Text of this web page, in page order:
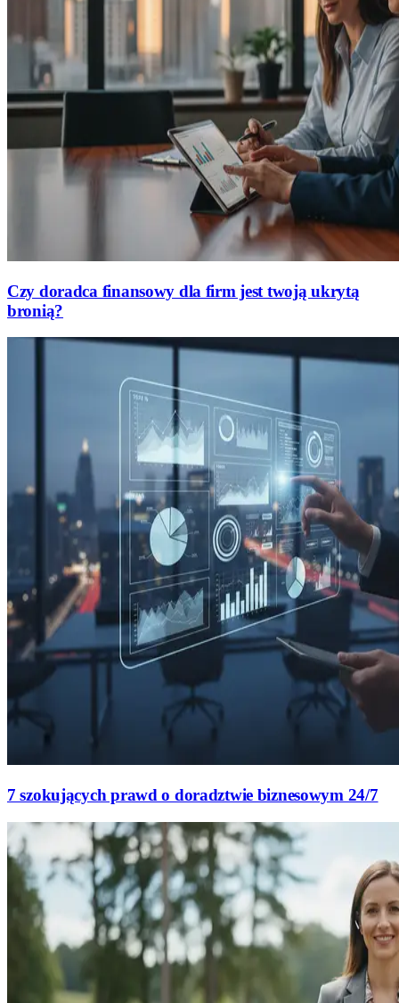
Czy doradca finansowy dla firm jest twoją ukrytą
bronią?
7 szokujących prawd o doradztwie biznesowym 24/7